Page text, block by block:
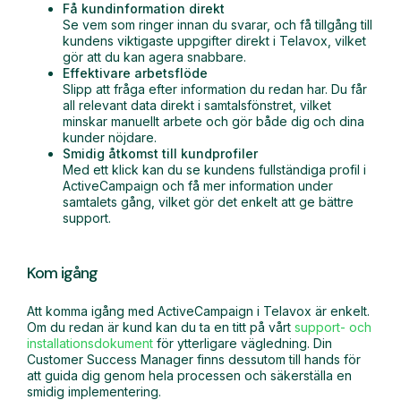
Få kundinformation direkt
Se vem som ringer innan du svarar, och få tillgång till
kundens viktigaste uppgifter direkt i Telavox, vilket
gör att du kan agera snabbare.
Effektivare arbetsflöde
Slipp att fråga efter information du redan har. Du får
all relevant data direkt i samtalsfönstret, vilket
minskar manuellt arbete och gör både dig och dina
kunder nöjdare.
Smidig åtkomst till kundprofiler
Med ett klick kan du se kundens fullständiga profil i
ActiveCampaign och få mer information under
samtalets gång, vilket gör det enkelt att ge bättre
support.
Kom igång
Att komma igång med ActiveCampaign i Telavox är enkelt.
Om du redan är kund kan du ta en titt på vårt support- och
installationsdokument för ytterligare vägledning. Din
Customer Success Manager finns dessutom till hands för
att guida dig genom hela processen och säkerställa en
smidig implementering.